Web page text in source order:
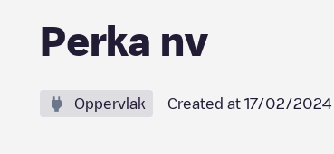
Perka nv
Oppervlak Created at 17/02/2024